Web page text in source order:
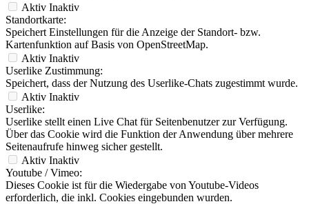
Aktiv Inaktiv
Standortkarte:
Speichert Einstellungen für die Anzeige der Standort- bzw.
Kartenfunktion auf Basis von OpenStreetMap.
Aktiv Inaktiv
Userlike Zustimmung:
Speichert, dass der Nutzung des Userlike-Chats zugestimmt wurde.
Aktiv Inaktiv
Userlike:
Userlike stellt einen Live Chat für Seitenbenutzer zur Verfügung.
Über das Cookie wird die Funktion der Anwendung über mehrere
Seitenaufrufe hinweg sicher gestellt.
Aktiv Inaktiv
Youtube / Vimeo:
Dieses Cookie ist für die Wiedergabe von Youtube-Videos
erforderlich, die inkl. Cookies eingebunden wurden.